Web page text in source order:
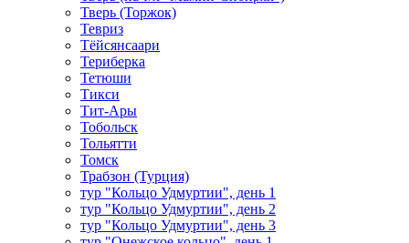
Тверь (Торжок)
Тевриз
Тёйсянсаари
Териберка
Тетюши
Тикси
Тит-Ары
Тобольск
Тольятти
Томск
Трабзон (Турция)
тур "Кольцо Удмуртии", день 1
тур "Кольцо Удмуртии", день 2
тур "Кольцо Удмуртии", день 3